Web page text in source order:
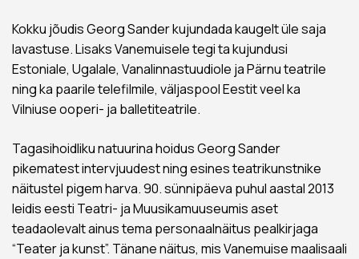
Kokku jõudis Georg Sander kujundada kaugelt üle saja
lavastuse. Lisaks Vanemuisele tegi ta kujundusi
Estoniale, Ugalale, Vanalinnastuudiole ja Pärnu teatrile
ning ka paarile telefilmile, väljaspool Eestit veel ka
Vilniuse ooperi- ja balletiteatrile.
Tagasihoidliku natuurina hoidus Georg Sander
pikematest intervjuudest ning esines teatrikunstnike
näitustel pigem harva. 90. sünnipäeva puhul aastal 2013
leidis eesti Teatri- ja Muusikamuuseumis aset
teadaolevalt ainus tema personaalnäitus pealkirjaga
“Teater ja kunst”. Tänane näitus, mis Vanemuise maalisaali